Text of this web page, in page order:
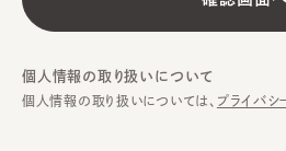
個人情報の取り扱いについて
個人情報の取り扱いについては、 プライバシ